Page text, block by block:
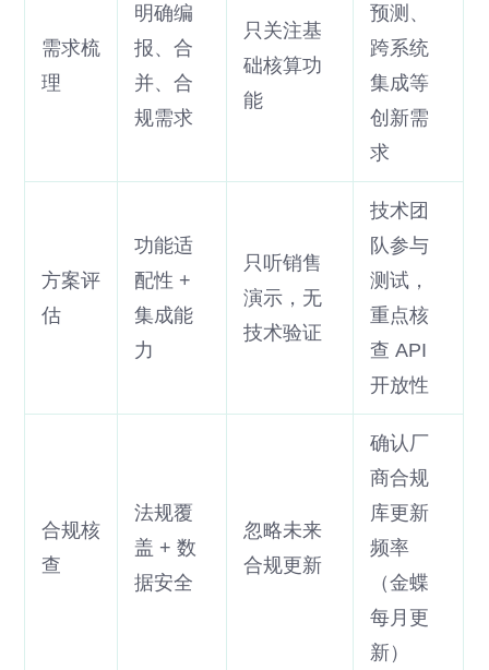
需求梳
理
明确编
报、合
并、合
规需求
只关注基
础核算功
能
预测、
跨系统
集成等
创新需
求
方案评
估
功能适
配性 +
集成能
力
只听销售
演示，无
技术验证
技术团
队参与
测试，
重点核
查 API
开放性
合规核
查
法规覆
盖 + 数
据安全
忽略未来
合规更新
确认厂
商合规
库更新
频率
（金蝶
每月更
新）